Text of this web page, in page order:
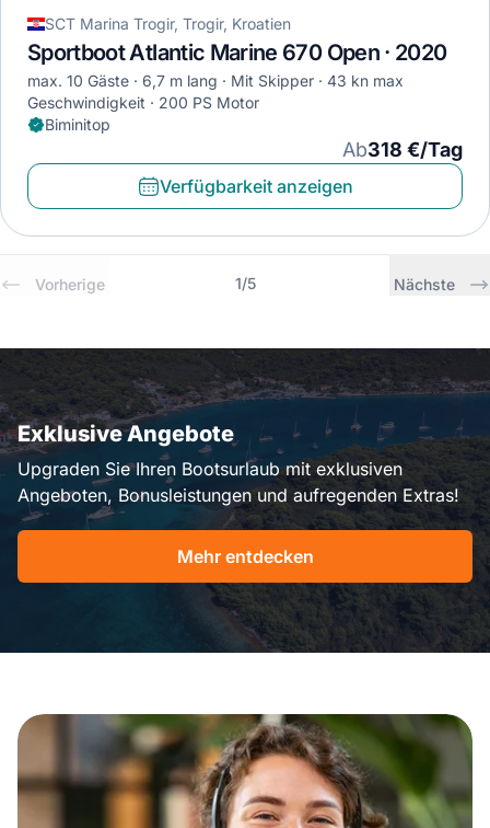
SCT Marina Trogir, Trogir, Kroatien
Sportboot Atlantic Marine 670 Open · 2020
max. 10 Gäste 6,7 m lang Mit Skipper
43 kn max
Geschwindigkeit
200 PS Motor
Biminitop
Ab318 €/Tag
Verfügbarkeit anzeigen
Vorherige 1/5 Nächste
Exklusive Angebote
Upgraden Sie Ihren Bootsurlaub mit exklusiven
Angeboten, Bonusleistungen und aufregenden Extras!
Mehr entdecken